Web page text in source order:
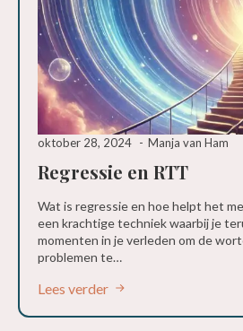
Regressie en RTT
oktober 28, 2024 Manja van Ham
Wat is regressie en hoe helpt het
een krachtige techniek waarbij je
momenten in je verleden om de
problemen te…
Lees verder